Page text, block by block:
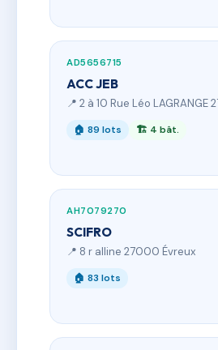
AD5656715
ACC JEB
📍 2 à 10 Rue Léo LAGRANGE
🏠 89 lots 🏗 4 bât.
AH7079270
SCIFRO
📍 8 r alline 27000 Évreux
🏠 83 lots